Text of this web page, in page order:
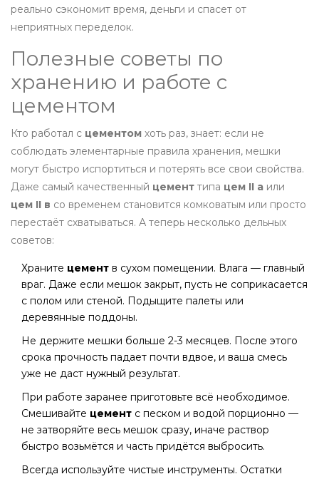
реально сэкономит время, деньги и спасет от
неприятных переделок.
Полезные советы по
хранению и работе с
цементом
Кто работал с цементом хоть раз, знает: если не
соблюдать элементарные правила хранения, мешки
могут быстро испортиться и потерять все свои свойства.
Даже самый качественный цемент типа цем II а или
цем II в со временем становится комковатым или просто
перестаёт схватываться. А теперь несколько дельных
советов:
Храните цемент в сухом помещении. Влага — главный
враг. Даже если мешок закрыт, пусть не соприкасается
с полом или стеной. Подыщите палеты или
деревянные поддоны.
Не держите мешки больше 2-3 месяцев. После этого
срока прочность падает почти вдвое, и ваша смесь
уже не даст нужный результат.
При работе заранее приготовьте всё необходимое.
Смешивайте цемент с песком и водой порционно —
не затворяйте весь мешок сразу, иначе раствор
быстро возьмётся и часть придётся выбросить.
Всегда используйте чистые инструменты. Остатки